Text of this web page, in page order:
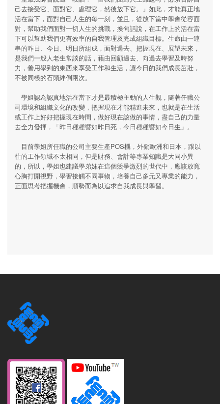
己去接受它、面對它、處理它，然後放下它。」如此，才能真正地
活在當下，面對自己人生的每一刻，並且，從放下當中學會從容面
對，幫助我們面對一切人生的挑戰，換句話說，在工作上的活在當
下可以幫助我們更有效率的自我管理及完成組織目標。生命由一連
串的昨日、今日、明日所組成，面對過去、把握現在、展望未來，
是我們一般人老生常談的話，藉由回顧過去、向過去學習及時努
力，善用學到的東西來享受工作和生活，讓今日的我們成長茁壯，
不被同樣的石頭絆倒兩次。
學姐認為認真地活在當下才是最積極主動的人生觀，隨著任職公
司環境和組織文化的改變，把握現在才能精進未來，也就是在生活
或工作上好好把握現在時間，做好現在該做的事情，盡自己的力量
去全力發揮，「昨日種種譬如昨日死，今日種種譬如今日生」。
目前學姐所任職的公司主要生產POS機，外銷歐洲和日本，跟以
往的工作領域不太相同，但是財務、會計等專業知識是大同小異
的，所以，學姐也建議學弟妹在這個競爭激烈的世代中，應該放寬
心胸打開視野，學習接觸不同事物，培養自己多元又專業的能力，
正面思考把握機會，順勢而為以追求自我成長與學習。